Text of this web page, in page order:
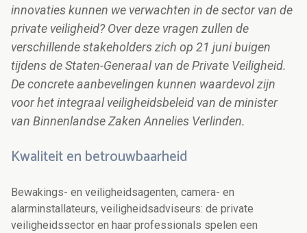
innovaties kunnen we verwachten in de sector van de
private veiligheid? Over deze vragen zullen de
verschillende stakeholders zich op 21 juni buigen
tijdens de Staten-Generaal van de Private Veiligheid.
De concrete aanbevelingen kunnen waardevol zijn
voor het integraal veiligheidsbeleid van de minister
van Binnenlandse Zaken Annelies Verlinden.
Kwaliteit en betrouwbaarheid
Bewakings- en veiligheidsagenten, camera- en
alarminstallateurs, veiligheidsadviseurs: de private
veiligheidssector en haar professionals spelen een